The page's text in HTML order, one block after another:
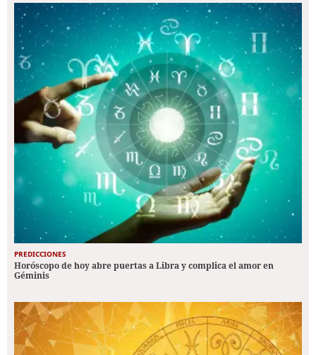
PREDICCIONES
Horóscopo de hoy abre puertas a Libra y complica el amor en
Géminis